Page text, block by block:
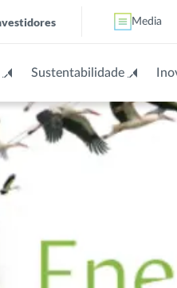
Media
Sustentabilidade